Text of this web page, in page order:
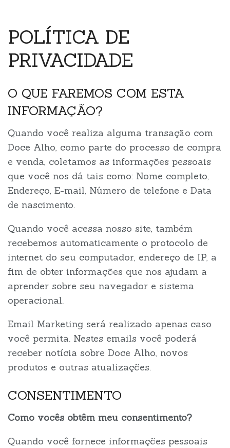
POLÍTICA DE
PRIVACIDADE
O QUE FAREMOS COM ESTA
INFORMAÇÃO?
Quando você realiza alguma transação com
Doce Alho, como parte do processo de compra
e venda, coletamos as informações pessoais
que você nos dá tais como: Nome completo,
Endereço, E-mail, Número de telefone e Data
de nascimento.
Quando você acessa nosso site, também
recebemos automaticamente o protocolo de
internet do seu computador, endereço de IP, a
fim de obter informações que nos ajudam a
aprender sobre seu navegador e sistema
operacional.
Email Marketing será realizado apenas caso
você permita. Nestes emails você poderá
receber notícia sobre Doce Alho, novos
produtos e outras atualizações.
CONSENTIMENTO
Como vocês obtêm meu consentimento?
Quando você fornece informações pessoais